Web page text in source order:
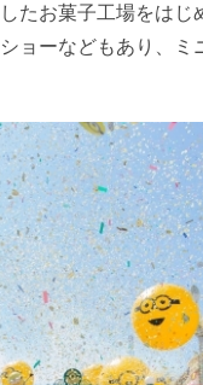
たお菓子工場をはじ
ョーなどもあり、ミ